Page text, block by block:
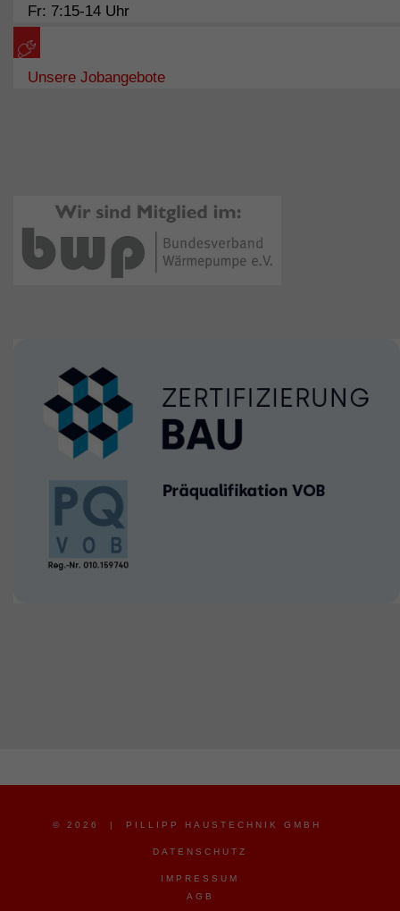
Fr: 7:15-14 Uhr
Unsere Jobangebote
© 2026 | PILLIPP HAUSTECHNIK GMBH
DATENSCHUTZ
IMPRESSUM
AGB